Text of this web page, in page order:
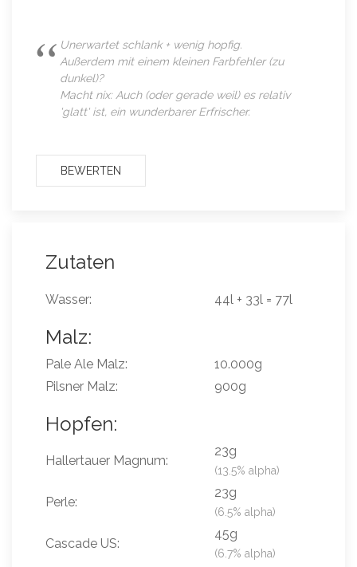
Unerwartet schlank + wenig hopfig.
Außerdem mit einem kleinen Farbfehler (zu
dunkel)?
Macht nix: Auch (oder gerade weil) es relativ
'glatt' ist, ein wunderbarer Erfrischer.
BEWERTEN
Zutaten
Wasser: 44l + 33l = 77l
Malz:
Pale Ale Malz:
10.000g
Pilsner Malz:
900g
Hopfen:
Hallertauer Magnum:
23g
(13.5% alpha)
Perle:
23g
(6.5% alpha)
Cascade US:
45g
(6.7% alpha)